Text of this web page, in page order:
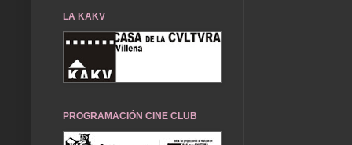
LA KAKV
PROGRAMACIÓN CINE CLUB